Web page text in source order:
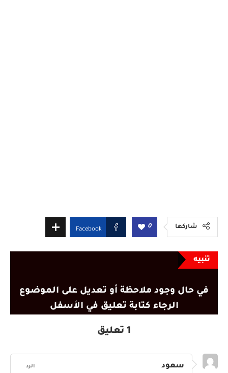
شاركها 0
Facebook
تنبيه
في حال وجود ملاحظة أو تعديل على الموضوع
الرجاء كتابة تعليق في الأسفل
1 تعليق
سعود الرد